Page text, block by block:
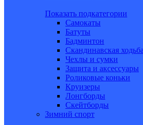
Показать подкатегории
Самокаты
Батуты
Бадминтон
Скандинавская ходьба
Чехлы и сумки
Защита и аксессуары
Роликовые коньки
Круизеры
Лонгборды
Скейтборды
Зимний спорт